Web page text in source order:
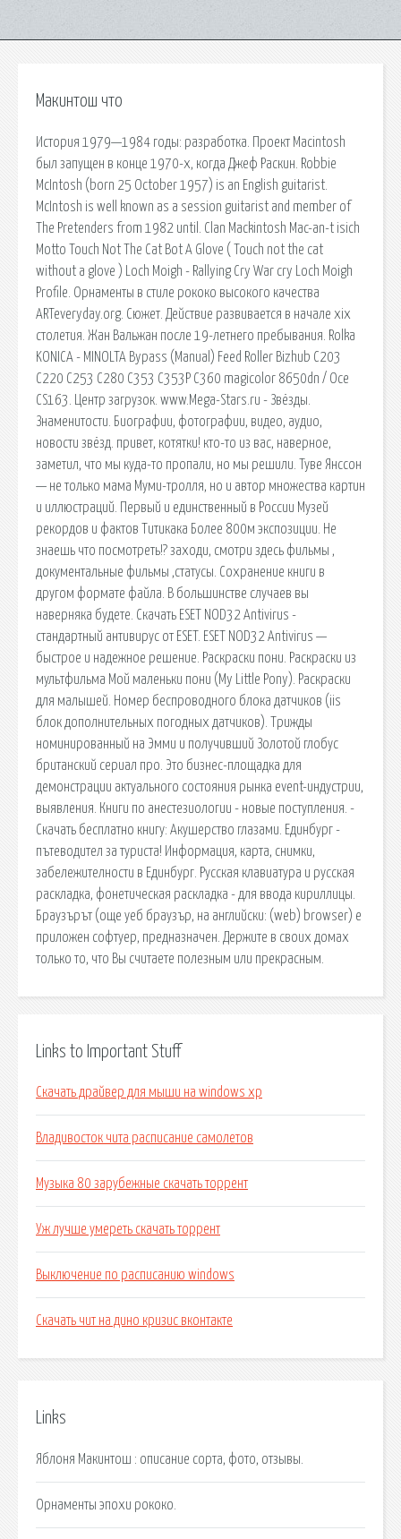
Макинтош что
История 1979—1984 годы: разработка. Проект Macintosh
был запущен в конце 1970-х, когда Джеф Раскин. Robbie
McIntosh (born 25 October 1957) is an English guitarist.
McIntosh is well known as a session guitarist and member of
The Pretenders from 1982 until. Clan Mackintosh Mac-an-t isich
Motto Touch Not The Cat Bot A Glove ( Touch not the cat
without a glove ) Loch Moigh - Rallying Cry War cry Loch Moigh
Profile. Орнаменты в стиле рококо высокого качества
ARTeveryday.org. Сюжет. Действие развивается в начале xix
столетия. Жан Вальжан после 19-летнего пребывания. Rolka
KONICA - MINOLTA Bypass (Manual) Feed Roller Bizhub C203
C220 C253 C280 C353 C353P C360 magicolor 8650dn / Oce
CS163. Центр загрузок. www.Mega-Stars.ru - Звёзды.
Знаменитости. Биографии, фотографии, видео, аудио,
новости звёзд. привет, котятки! кто-то из вас, наверное,
заметил, что мы куда-то пропали, но мы решили. Туве Янссон
— не только мама Муми-тролля, но и автор множества картин
и иллюстраций. Первый и единственный в России Музей
рекордов и фактов Титикака Более 800м экспозиции. Не
знаешь что посмотреть!? заходи, смотри здесь фильмы ,
документальные фильмы ,статусы. Сохранение книги в
другом формате файла. В большинстве случаев вы
наверняка будете. Скачать ESET NOD32 Antivirus -
стандартный антивирус от ESET. ESET NOD32 Antivirus —
быстрое и надежное решение. Раскраски пони. Раскраски из
мультфильма Мой маленьки пони (My Little Pony). Раскраски
для малышей. Номер беспроводного блока датчиков (iis
блок дополнительных погодных датчиков). Трижды
номинированный на Эмми и получивший Золотой глобус
британский сериал про. Это бизнес-площадка для
демонстрации актуального состояния рынка event-индустрии,
выявления. Книги по анестезиологии - новые поступления. -
Скачать бесплатно книгу: Акушерство глазами. Единбург -
пътеводител за туриста! Информация, карта, снимки,
забележителности в Единбург. Русская клавиатура и русская
раскладка, фонетическая раскладка - для ввода кириллицы.
Браузърът (още уеб браузър, на английски: (web) browser) е
приложен софтуер, предназначен. Держите в своих домах
только то, что Вы считаете полезным или прекрасным.
Links to Important Stuff
Скачать драйвер для мыши на windows xp
Владивосток чита расписание самолетов
Музыка 80 зарубежные скачать торрент
Уж лучше умереть скачать торрент
Выключение по расписанию windows
Скачать чит на дино кризис вконтакте
Links
Яблоня Макинтош : описание сорта, фото, отзывы.
Орнаменты эпохи рококо.